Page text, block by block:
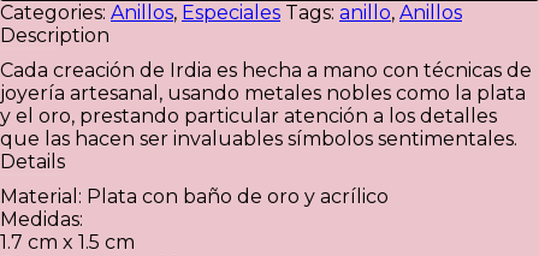
Categories: Anillos, Especiales Tags: anillo, Anillos
Description
Cada creación de Irdia es hecha a mano con técnicas de
joyería artesanal, usando metales nobles como la plata
y el oro, prestando particular atención a los detalles
que las hacen ser invaluables símbolos sentimentales.
Details
Material: Plata con baño de oro y acrílico
Medidas:
1.7 cm x 1.5 cm